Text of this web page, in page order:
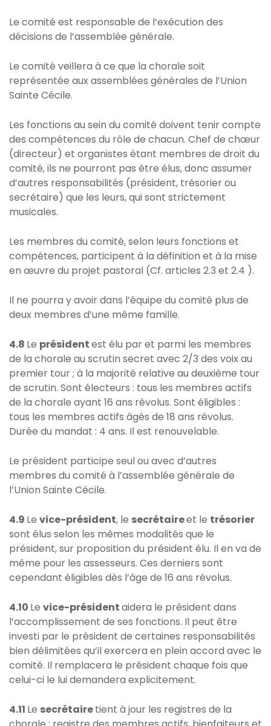
Le comité est responsable de l’exécution des
décisions de l’assemblée générale.
Le comité veillera à ce que la chorale soit
représentée aux assemblées générales de l’Union
Sainte Cécile.
Les fonctions au sein du comité doivent tenir compte
des compétences du rôle de chacun. Chef de chœur
(directeur) et organistes étant membres de droit du
comité, ils ne pourront pas être élus, donc assumer
d’autres responsabilités (président, trésorier ou
secrétaire) que les leurs, qui sont strictement
musicales.
Les membres du comité, selon leurs fonctions et
compétences, participent à la définition et à la mise
en œuvre du projet pastoral (Cf. articles 2.3 et 2.4 ).
Il ne pourra y avoir dans l’équipe du comité plus de
deux membres d’une même famille.
4.8 Le présidentest élu par et parmi les membres
de la chorale au scrutin secret avec 2/3 des voix au
premier tour ; à la majorité relative au deuxième tour
de scrutin. Sont électeurs : tous les membres actifs
de la chorale ayant 16 ans révolus. Sont éligibles :
tous les membres actifs âgés de 18 ans révolus.
Durée du mandat : 4 ans. Il est renouvelable.
Le président participe seul ou avec d’autres
membres du comité à l’assemblée générale de
l’Union Sainte Cécile.
4.9 Le vice-président, le secrétaireet le trésorier
sont élus selon les mêmes modalités que le
président, sur proposition du président élu. Il en va de
même pour les assesseurs. Ces derniers sont
cependant éligibles dès l’âge de 16 ans révolus.
4.10 Le vice-présidentaidera le président dans
l’accomplissement de ses fonctions. Il peut être
investi par le président de certaines responsabilités
bien délimitées qu’il exercera en plein accord avec le
comité. Il remplacera le président chaque fois que
celui-ci le lui demandera explicitement.
4.11 Le secrétairetient à jour les registres de la